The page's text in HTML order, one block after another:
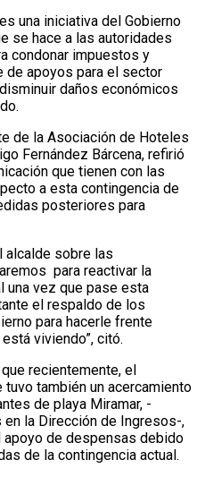
una iniciativa del Gobierno
se hace a las autoridades
condonar impuestos y
de apoyos para el sector
daños económicos
de la Asociación de Hoteles
Fernández Bárcena, refirió
que tienen con las
a esta contingencia de
posteriores para
alcalde sobre las
para reactivar la
una vez que pase esta
el respaldo de los
para hacerle frente
viviendo”, citó.
recientemente, el
también un acercamiento
de playa Miramar, -
la Dirección de Ingresos-,
de despensas debido
de la contingencia actual.